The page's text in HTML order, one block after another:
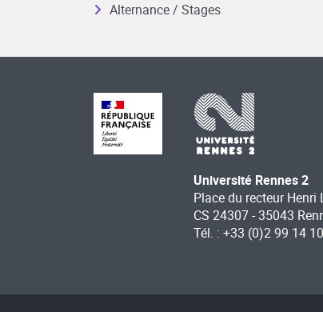
Alternance / Stages
Université Rennes 2
Place du recteur Henri
CS 24307 - 35043
Tél. : +33 (0)2 99 14